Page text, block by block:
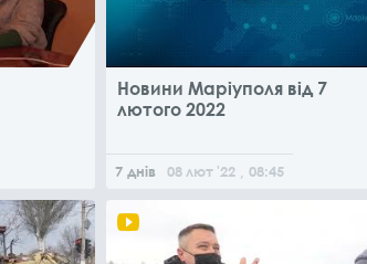
Новини Маріуполя від 7
лютого 2022
7 днів 08 лют '22, 08:45